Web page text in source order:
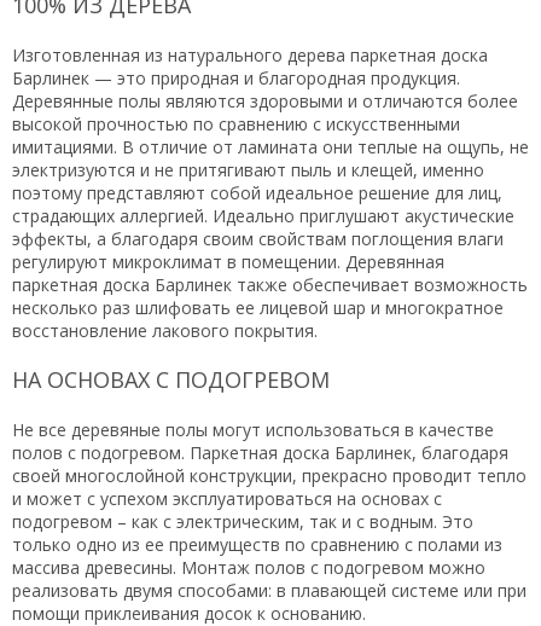
Изготовленная из натурального дерева паркетная доска
Барлинек — это природная и благородная продукция.
Деревянные полы являются здоровыми и отличаются более
высокой прочностью по сравнению с искусственными
имитациями. В отличие от ламината они теплые на ощупь, не
электризуются и не притягивают пыль и клещей, именно
поэтому представляют собой идеальное решение для лиц,
страдающих аллергией. Идеально приглушают акустические
эффекты, а благодаря своим свойствам поглощения влаги
регулируют микроклимат в помещении. Деревянная
паркетная доска Барлинек также обеспечивает возможность
несколько раз шлифовать ее лицевой шар и многократное
восстановление лакового покрытия.
НА ОСНОВАХ С ПОДОГРЕВОМ
Не все деревяные полы могут использоваться в качестве
полов с подогревом. Паркетная доска Барлинек, благодаря
своей многослойной конструкции, прекрасно проводит тепло
и может с успехом эксплуатироваться на основах с
подогревом – как с электрическим, так и с водным. Это
только одно из ее преимуществ по сравнению с полами из
массива древесины. Монтаж полов с подогревом можно
реализовать двумя способами: в плавающей системе или при
помощи приклеивания досок к основанию.